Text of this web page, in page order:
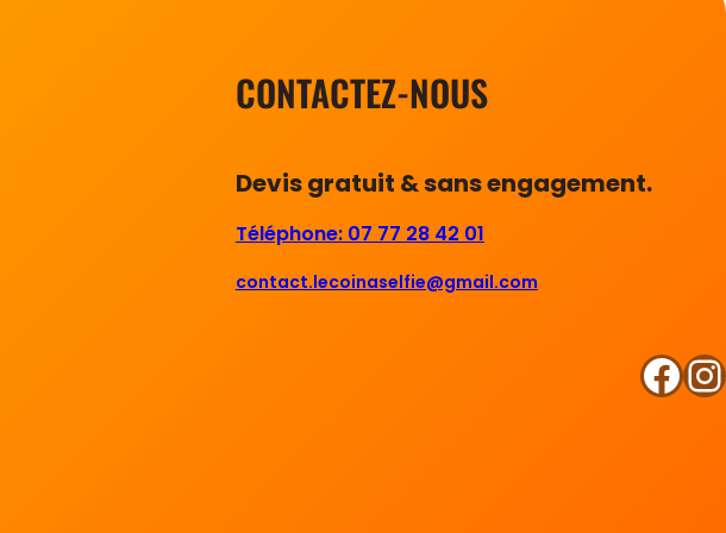
CONTACTEZ-NOUS
Devis gratuit & sans engagement.
Téléphone: 07 77 28 42 01
contact.lecoinaselfie@gmail.com
Facebook Instagram